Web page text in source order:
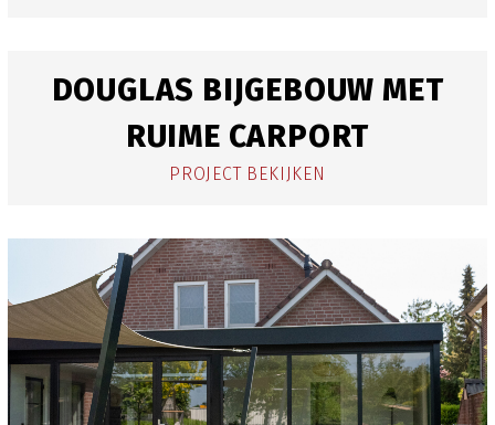
DOUGLAS BIJGEBOUW MET
RUIME CARPORT
PROJECT BEKIJKEN